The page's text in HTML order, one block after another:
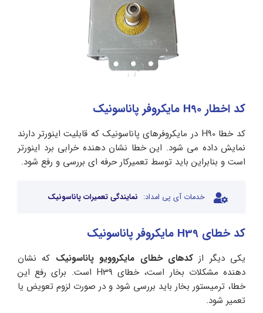
کد اخطار H90 مایکروفر پاناسونیک
کد خطا H90 در مایکروفرهای پاناسونیک که قابلیت اینورتر دارند
نمایش داده می شود. این خطا نشان دهنده خرابی برد اینورتر
است و بنابراین باید توسط تعمیرکار حرفه ای بررسی و رفع شود.
خدمات آی پی امداد: نمایندگی تعمیرات پاناسونیک
کد خطای H39 مایکروفر پاناسونیک
یکی دیگر ازکدهای خطای مایکروویو پاناسونیک که نشان
دهنده مشکلات بخار است، خطای H39 است. برای رفع این
خطا، ترمیستور بخار باید بررسی شود و در صورت لزوم تعویض یا
تعمیر شود.